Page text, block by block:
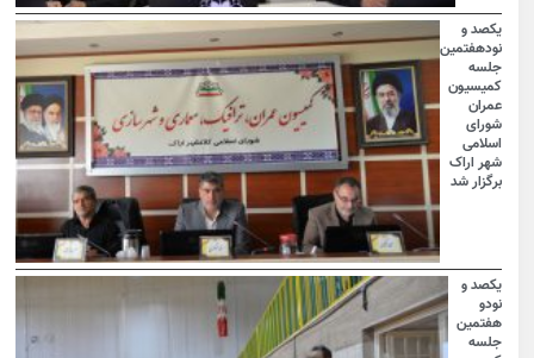
یکصد و
نودهفتمین
جلسه
کمیسیون
عمران
شورای
اسلامی
شهر اراک
برگزار شد
یکصد و
نودو
هفتمین
جلسه